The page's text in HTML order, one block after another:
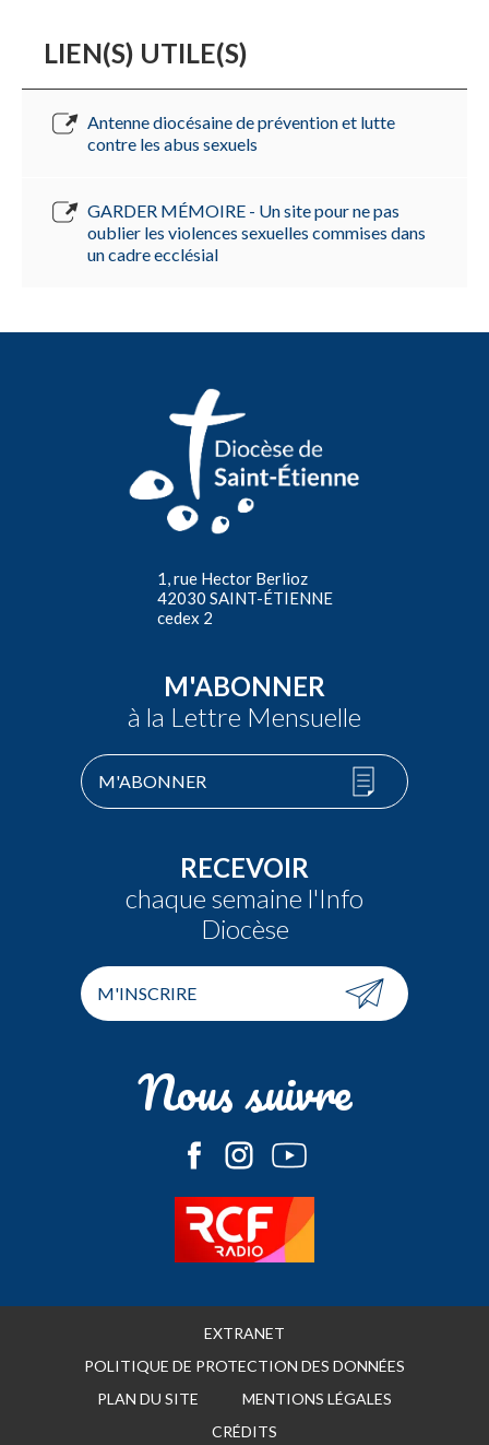
LIEN(S) UTILE(S)
Antenne diocésaine de prévention et lutte
contre les abus sexuels
GARDER MÉMOIRE - Un site pour ne pas
oublier les violences sexuelles commises dans
un cadre ecclésial
1, rue Hector Berlioz
42030 SAINT-ÉTIENNE
cedex 2
M'ABONNER
à la Lettre Mensuelle
M'ABONNER
RECEVOIR
chaque semaine l'Info
Diocèse
M'INSCRIRE
Nous suivre
EXTRANET
POLITIQUE DE PROTECTION DES DONNÉES
PLAN DU SITE
MENTIONS LÉGALES
CRÉDITS